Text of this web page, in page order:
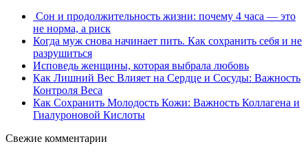
Сон и продолжительность жизни: почему 4 часа — это
не норма, а риск
Когда муж снова начинает пить. Как сохранить себя и не
разрушиться
Исповедь женщины, которая выбрала любовь
Как Лишний Вес Влияет на Сердце и Сосуды: Важность
Контроля Веса
Как Сохранить Молодость Кожи: Важность Коллагена и
Гиалуроновой Кислоты
Свежие комментарии